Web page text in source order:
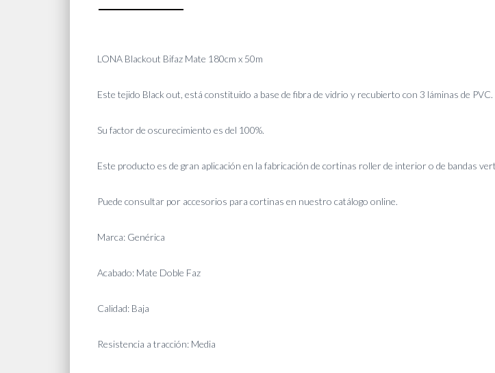
LONA Blackout Bifaz Mate 180cm x 50m
Este tejido Black out, está constituido a base de fibra de vidrio y recubierto con 3 láminas de PVC.
Su factor de oscurecimiento es del 100%.
Este producto es de gran aplicación en la fabricación de cortinas roller de interior o de bandas
Puede consultar por accesorios para cortinas en nuestro catálogo online.
Marca: Genérica
Acabado: Mate Doble Faz
Calidad: Baja
Resistencia a tracción: Media